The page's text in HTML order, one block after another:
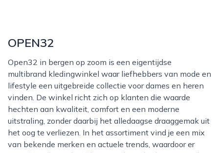
OPEN32
Open32 in bergen op zoom is een eigentijdse
multibrand kledingwinkel waar liefhebbers van mode en
lifestyle een uitgebreide collectie voor dames en heren
vinden. De winkel richt zich op klanten die waarde
hechten aan kwaliteit, comfort en een moderne
uitstraling, zonder daarbij het alledaagse draaggemak uit
het oog te verliezen. In het assortiment vind je een mix
van bekende merken en actuele trends, waardoor er